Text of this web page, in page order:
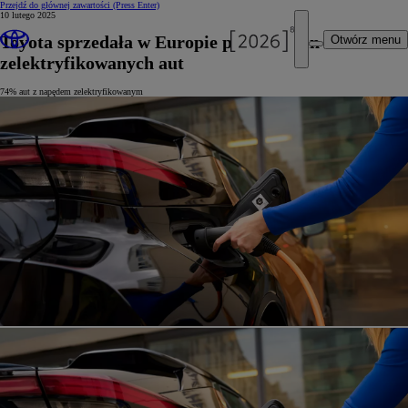
Przejdź do głównej zawartości (Press Enter)
Otwórz menu
10 lutego 2025
Toyota sprzedała w Europie ponad 6 mln
zelektryfikowanych aut
74% aut z napędem zelektryfikowanym